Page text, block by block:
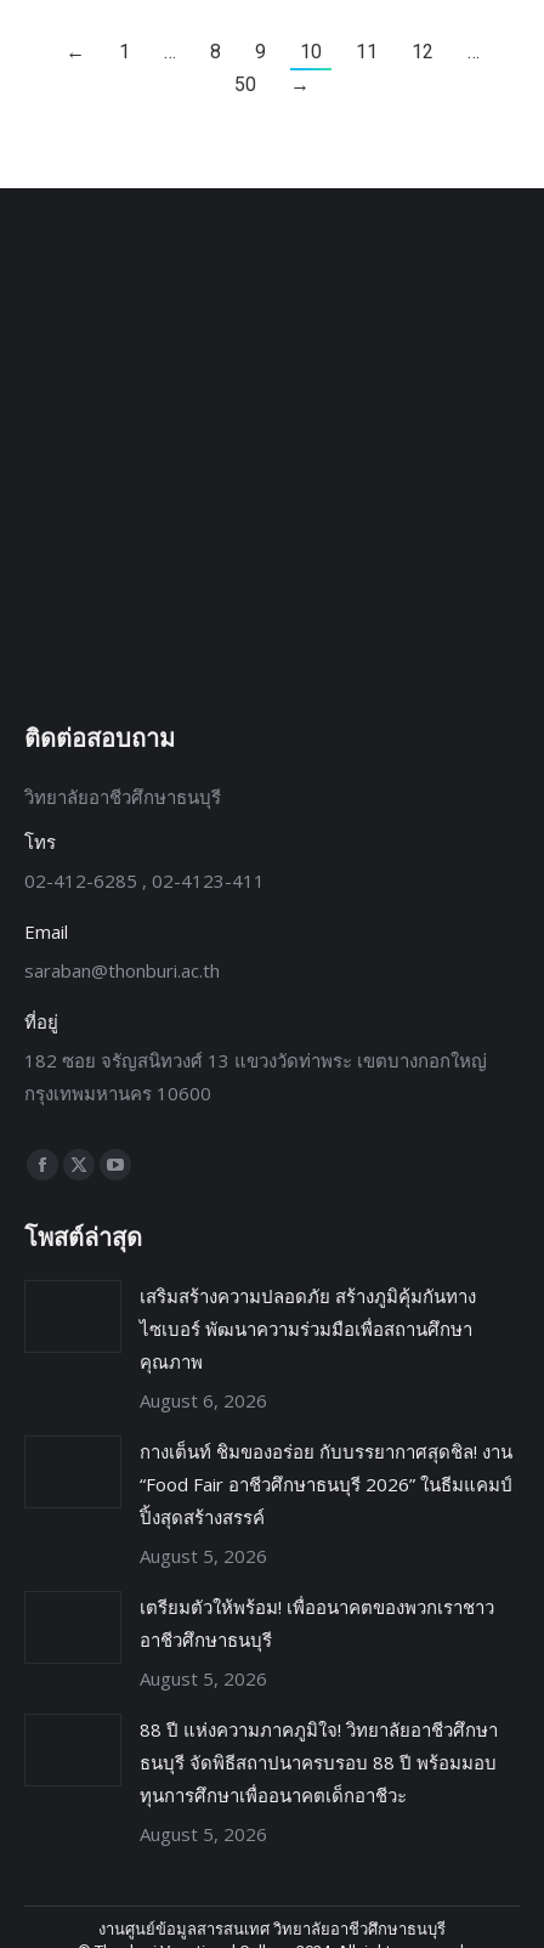
← 1 … 8 9 10 11 12
…
50
→
ติดต่อสอบถาม
วิทยาลัยอาชีวศึกษาธนบุรี
โทร
02-412-6285 , 02-4123-411
Email
saraban@thonburi.ac.th
ที่อยู่
182 ซอย จรัญสนิทวงศ์ 13 แขวงวัดท่าพระ เขตบางกอกใหญ่
กรุงเทพมหานคร 10600
Find us on:
โพสต์ล่าสุด
เสริมสร้างความปลอดภัย สร้างภูมิคุ้มกันทาง
ไซเบอร์ พัฒนาความร่วมมือเพื่อสถานศึกษา
คุณภาพ
August 6, 2026
กางเต็นท์ ชิมของอร่อย กับบรรยากาศสุดชิล! งาน
“Food Fair อาชีวศึกษาธนบุรี 2026” ในธีมแคมป์
ปิ้งสุดสร้างสรรค์
August 5, 2026
เตรียมตัวให้พร้อม! เพื่ออนาคตของพวกเราชาว
อาชีวศึกษาธนบุรี
August 5, 2026
88 ปี แห่งความภาคภูมิใจ! วิทยาลัยอาชีวศึกษา
ธนบุรี จัดพิธีสถาปนาครบรอบ 88 ปี พร้อมมอบ
ทุนการศึกษาเพื่ออนาคตเด็กอาชีวะ
August 5, 2026
งานศูนย์ข้อมูลสารสนเทศ วิทยาลัยอาชีวศึกษาธนบุรี